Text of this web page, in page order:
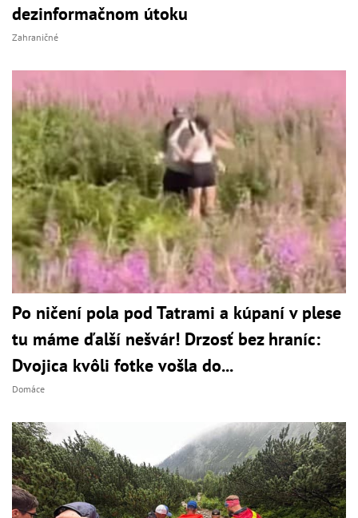
dezinformačnom útoku
Zahraničné
Po ničení pola pod Tatrami a kúpaní v plese
tu máme ďalší nešvár! Drzosť bez hraníc:
Dvojica kvôli fotke vošla do...
Domáce